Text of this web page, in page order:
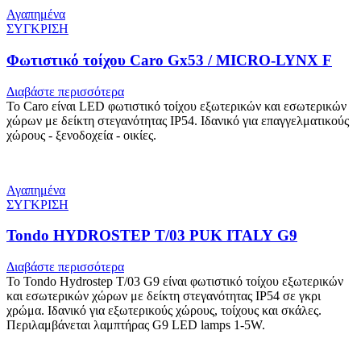
Αγαπημένα
ΣΥΓΚΡΙΣΗ
Φωτιστικό τοίχου Caro Gx53 / MICRO-LYNX F
Διαβάστε περισσότερα
Το Caro είναι LED φωτιστικό τοίχου εξωτερικών και εσωτερικών
χώρων με δείκτη στεγανότητας IP54. Ιδανικό για επαγγελματικούς
χώρους - ξενοδοχεία - οικίες.
Αγαπημένα
ΣΥΓΚΡΙΣΗ
Tondo HYDROSTEP T/03 PUK ITALY G9
Διαβάστε περισσότερα
Το Tondo Hydrostep T/03 G9 είναι φωτιστικό τοίχου εξωτερικών
και εσωτερικών χώρων με δείκτη στεγανότητας IP54 σε γκρι
χρώμα. Ιδανικό για εξωτερικούς χώρους, τοίχους και σκάλες.
Περιλαμβάνεται λαμπτήρας G9 LED lamps 1-5W.